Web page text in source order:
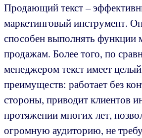
Продающий текст –
маркетинговый инструмент.
способен выполнять функции
продажам. Более того, по
менеджером текст имеет
преимуществ: работает без
стороны, приводит клиентов
протяжении многих лет,
огромную аудиторию, не